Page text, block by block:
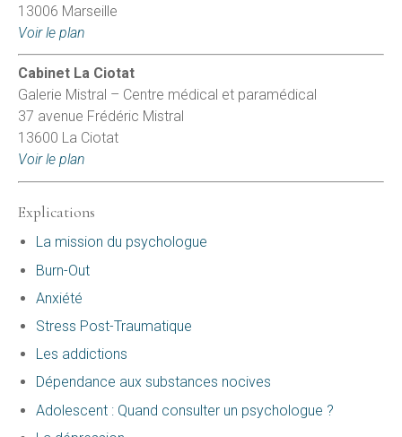
13006 Marseille
Voir le plan
Cabinet La Ciotat
Galerie Mistral – Centre médical et paramédical
37 avenue Frédéric Mistral
13600 La Ciotat
Voir le plan
Explications
La mission du psychologue
Burn-Out
Anxiété
Stress Post-Traumatique
Les addictions
Dépendance aux substances nocives
Adolescent : Quand consulter un psychologue ?